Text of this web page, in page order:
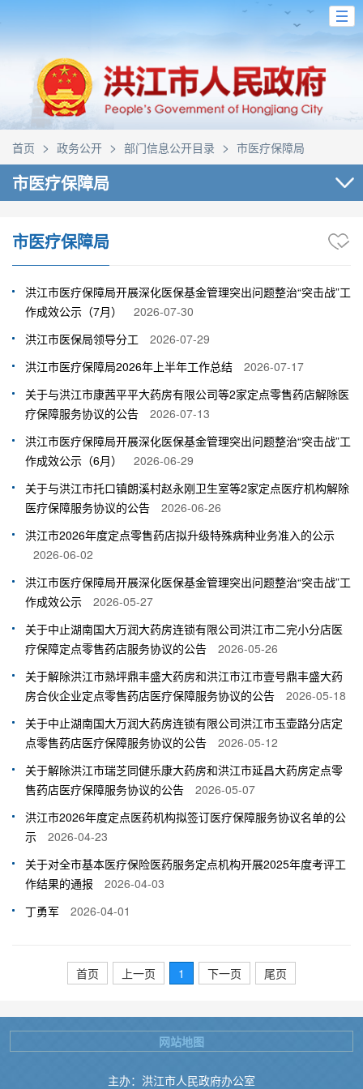
首页 > 政务公开 > 部门信息公开目录 > 市医疗保障局
市医疗保障局
市医疗保障局
洪江市医疗保障局开展深化医保基金管理突出问题整治“突击战”工
作成效公示（7月）
2026-07-30
洪江市医保局领导分工
2026-07-29
洪江市医疗保障局2026年上半年工作总结
2026-07-17
关于与洪江市康茜平平大药房有限公司等2家定点零售药店解除医
疗保障服务协议的公告
2026-07-13
洪江市医疗保障局开展深化医保基金管理突出问题整治“突击战”工
作成效公示（6月）
2026-06-29
关于与洪江市托口镇朗溪村赵永刚卫生室等2家定点医疗机构解除
医疗保障服务协议的公告
2026-06-26
洪江市2026年度定点零售药店拟升级特殊病种业务准入的公示
2026-06-02
洪江市医疗保障局开展深化医保基金管理突出问题整治“突击战”工
作成效公示
2026-05-27
关于中止湖南国大万润大药房连锁有限公司洪江市二完小分店医
疗保障定点零售药店服务协议的公告
2026-05-26
关于解除洪江市熟坪鼎丰盛大药房和洪江市江市壹号鼎丰盛大药
房合伙企业定点零售药店医疗保障服务协议的公告
2026-05-18
关于中止湖南国大万润大药房连锁有限公司洪江市玉壶路分店定
点零售药店医疗保障服务协议的公告
2026-05-12
关于解除洪江市瑞芝同健乐康大药房和洪江市延昌大药房定点零
售药店医疗保障服务协议的公告
2026-05-07
洪江市2026年度定点医药机构拟签订医疗保障服务协议名单的公
示
2026-04-23
关于对全市基本医疗保险医药服务定点机构开展2025年度考评工
作结果的通报
2026-04-03
丁勇军
2026-04-01
首页 上一页 1 下一页 尾页
主办：洪江市人民政府办公室
网站地图